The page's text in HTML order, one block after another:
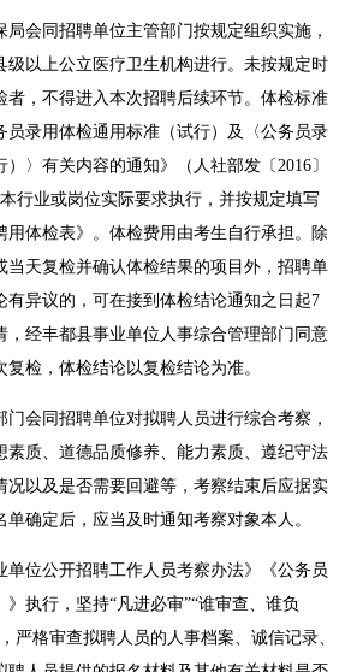
会同招聘单位主管部门按规定组织实施，
级以上公立医疗卫生机构进行。未按规定时
者，不得进入本次招聘后续环节。体检标准
员录用体检通用标准（试行）及〈公务员录
〉有关内容的通知》（人社部发〔2016〕
行业或岗位实际要求执行，并按规定填写
用体检表》。体检费用由考生自行承担。除
当天复检并确认体检结果的项目外，招聘单
有异议的，可在接到体检结论通知之日起7
，经丰都县事业单位人事综合管理部门同意
检，体检结论以复检结论为准。
会同招聘单位对拟聘人员进行综合考察，
素质、道德品质修养、能力素质、遵纪守法
况以及是否需要回避等，考察结束后应据实
确定后，应当及时通知考察对象本人。
单位公开招聘工作人员考察办法》《公务员
执行，坚持“凡进必审”“谁审查、谁负
严格审查拟聘人员的人事档案、诚信记录、